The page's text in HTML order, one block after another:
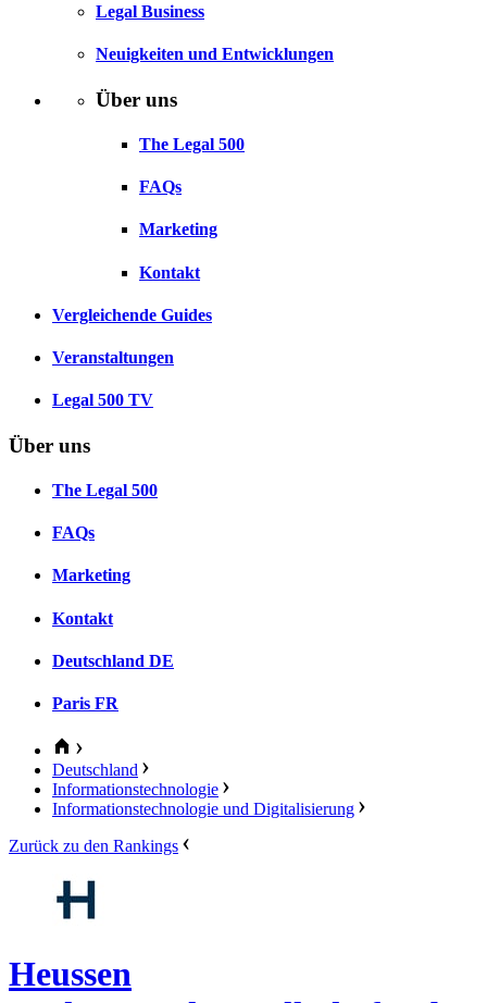
Legal Business
Neuigkeiten und Entwicklungen
Über uns
The Legal 500
FAQs
Marketing
Kontakt
Vergleichende Guides
Veranstaltungen
Legal 500 TV
Über uns
The Legal 500
FAQs
Marketing
Kontakt
Deutschland DE
Paris FR
Deutschland
Informationstechnologie
Informationstechnologie und Digitalisierung
Zurück zu den Rankings
Heussen